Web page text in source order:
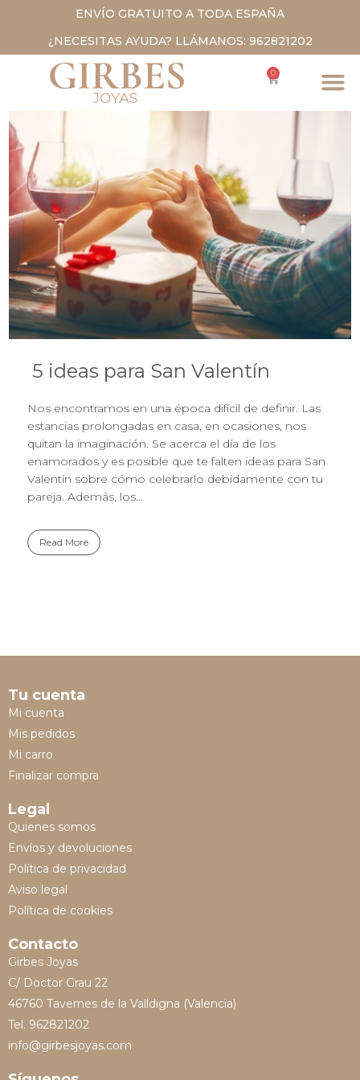
ENVÍO GRATUITO A TODA ESPAÑA
¿NECESITAS AYUDA? LLÁMANOS: 962821202
0
5 ideas para San Valentín
Nos encontramos en una época difícil de definir. Las
estancias prolongadas en casa, en ocasiones, nos
quitan la imaginación. Se acerca el día de los
enamorados y es posible que te falten ideas para San
Valentín sobre cómo celebrarlo debidamente con tu
pareja. Además, los...
Read More
Tu cuenta
Mi cuenta
Mis pedidos
Mi carro
Finalizar compra
Legal
Quienes somos
Envíos y devoluciones
Política de privacidad
Aviso legal
Política de cookies
Contacto
Girbes Joyas
C/ Doctor Grau 22
46760 Tavernes de la Valldigna (Valencia)
Tel. 962821202
info@girbesjoyas.com